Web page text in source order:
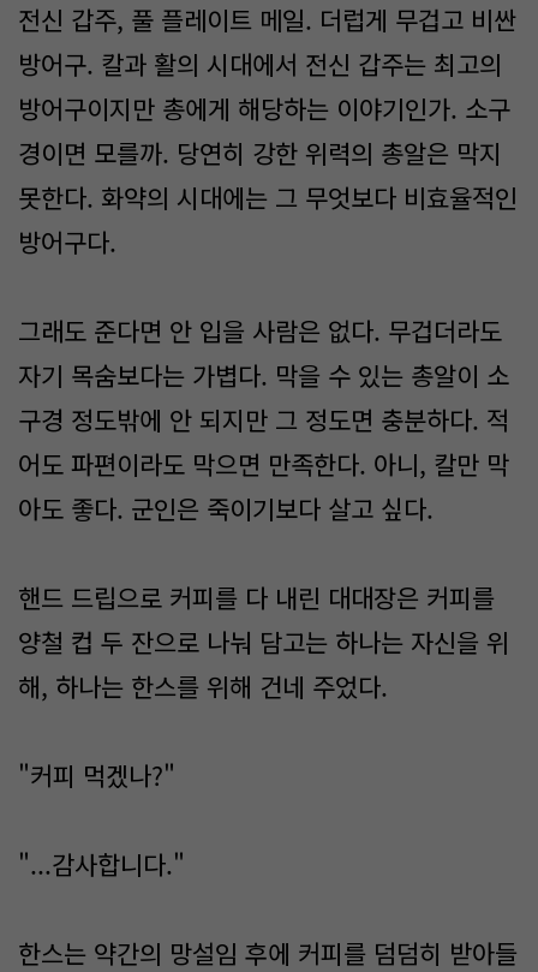
전신 갑주, 풀 플레이트 메일. 더럽게 무겁고 비싼
방어구. 칼과 활의 시대에서 전신 갑주는 최고의
방어구이지만 총에게 해당하는 이야기인가. 소구
경이면 모를까. 당연히 강한 위력의 총알은 막지
못한다. 화약의 시대에는 그 무엇보다 비효율적인
방어구다.
그래도 준다면 안 입을 사람은 없다. 무겁더라도
자기 목숨보다는 가볍다. 막을 수 있는 총알이 소
구경 정도밖에 안 되지만 그 정도면 충분하다. 적
어도 파편이라도 막으면 만족한다. 아니, 칼만 막
아도 좋다. 군인은 죽이기보다 살고 싶다.
핸드 드립으로 커피를 다 내린 대대장은 커피를
양철 컵 두 잔으로 나눠 담고는 하나는 자신을 위
해, 하나는 한스를 위해 건네 주었다.
"커피 먹겠나?"
"...감사합니다."
한스는 약간의 망설임 후에 커피를 덤덤히 받아들